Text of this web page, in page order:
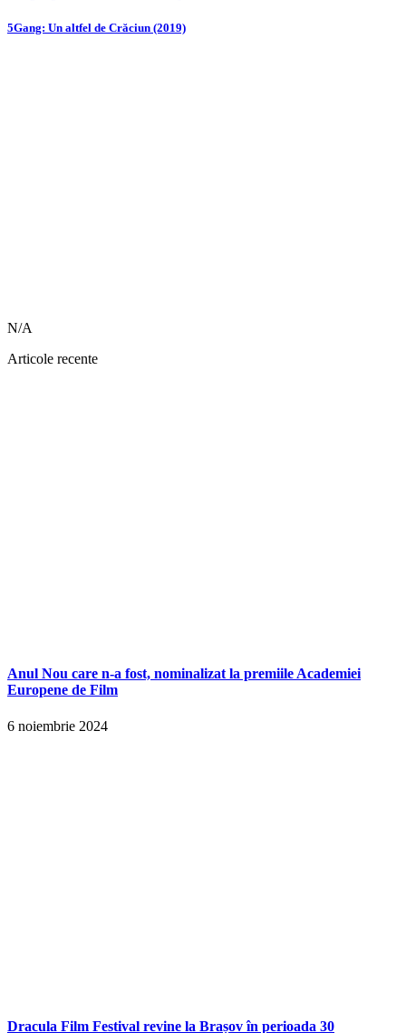
5Gang: Un altfel de Crăciun (2019)
N/A
Articole recente
Anul Nou care n-a fost, nominalizat la premiile Academiei
Europene de Film
6 noiembrie 2024
Dracula Film Festival revine la Brașov în perioada 30